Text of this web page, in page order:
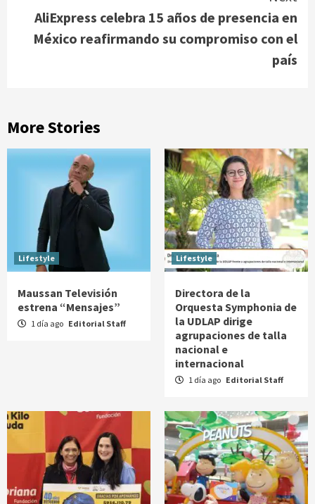
AliExpress celebra 15 años de presencia en
México reafirmando su compromiso con el
país
More Stories
Lifestyle
Maussan Televisión
estrena “Mensajes”
1 día ago Editorial Staff
Lifestyle
Directora de la
Orquesta Symphonia de
la UDLAP dirige
agrupaciones de talla
nacional e
internacional
1 día ago Editorial Staff